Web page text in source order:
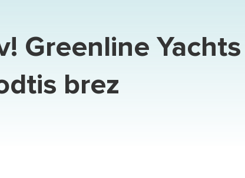
Greenline Yachts
brez